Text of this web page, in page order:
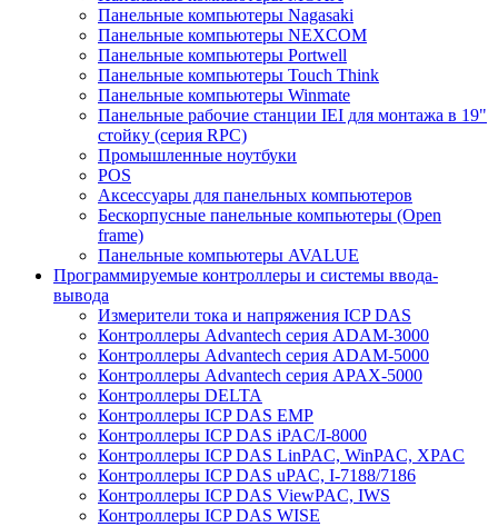
Панельные компьютеры Nagasaki
Панельные компьютеры NEXCOM
Панельные компьютеры Portwell
Панельные компьютеры Touch Think
Панельные компьютеры Winmate
Панельные рабочие станции IEI для монтажа в 19"
стойку (серия RPC)
Промышленные ноутбуки
POS
Аксессуары для панельных компьютеров
Бескорпусные панельные компьютеры (Open
frame)
Панельные компьютеры AVALUE
Программируемые контроллеры и системы ввода-
вывода
Измерители тока и напряжения ICP DAS
Контроллеры Advantech серия ADAM-3000
Контроллеры Advantech серия ADAM-5000
Контроллеры Advantech серия APAX-5000
Контроллеры DELTA
Контроллеры ICP DAS EMP
Контроллеры ICP DAS iPAC/I-8000
Контроллеры ICP DAS LinPAC, WinPAC, XPAC
Контроллеры ICP DAS uPAC, I-7188/7186
Контроллеры ICP DAS ViewPAC, IWS
Контроллеры ICP DAS WISE